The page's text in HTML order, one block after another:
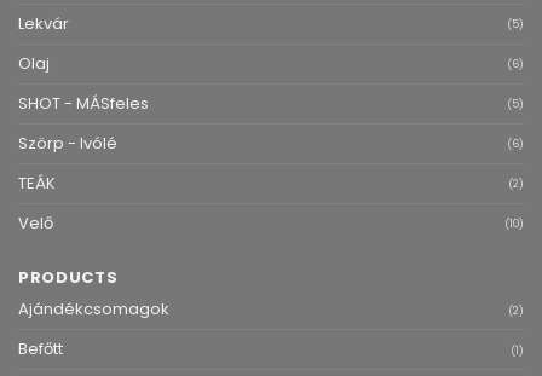
Lekvár (5)
Olaj (6)
SHOT - MÁSfeles (5)
Szörp - Ivólé (6)
TEÁK (2)
Velő (10)
PRODUCTS
Ajándékcsomagok
(2)
Befőtt (1)